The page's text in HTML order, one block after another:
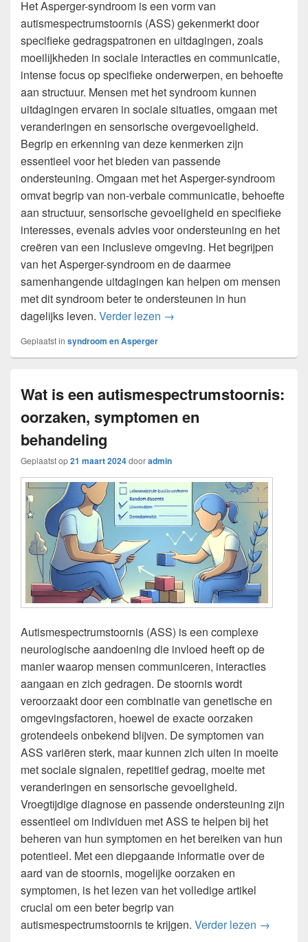
Het Asperger-syndroom is een vorm van
autismespectrumstoornis (ASS) gekenmerkt door
specifieke gedragspatronen en uitdagingen, zoals
moeilijkheden in sociale interacties en communicatie,
intense focus op specifieke onderwerpen, en behoefte
aan structuur. Mensen met het syndroom kunnen
uitdagingen ervaren in sociale situaties, omgaan met
veranderingen en sensorische overgevoeligheid.
Begrip en erkenning van deze kenmerken zijn
essentieel voor het bieden van passende
ondersteuning. Omgaan met het Asperger-syndroom
omvat begrip van non-verbale communicatie, behoefte
aan structuur, sensorische gevoeligheid en specifieke
interesses, evenals advies voor ondersteuning en het
creëren van een inclusieve omgeving. Het begrijpen
van het Asperger-syndroom en de daarmee
samenhangende uitdagingen kan helpen om mensen
met dit syndroom beter te ondersteunen in hun
dagelijks leven. Verder lezen Het begrijpen van het
→
Geplaatst in syndroom en Asperger
Wat is een autismespectrumstoornis:
oorzaken, symptomen en
behandeling
Geplaatst op21 maart 2024dooradmin
Autismespectrumstoornis (ASS) is een complexe
neurologische aandoening die invloed heeft op de
manier waarop mensen communiceren, interacties
aangaan en zich gedragen. De stoornis wordt
veroorzaakt door een combinatie van genetische en
omgevingsfactoren, hoewel de exacte oorzaken
grotendeels onbekend blijven. De symptomen van
ASS variëren sterk, maar kunnen zich uiten in moeite
met sociale signalen, repetitief gedrag, moeite met
veranderingen en sensorische gevoeligheid.
Vroegtijdige diagnose en passende ondersteuning zijn
essentieel om individuen met ASS te helpen bij het
beheren van hun symptomen en het bereiken van hun
potentieel. Met een diepgaande informatie over de
aard van de stoornis, mogelijke oorzaken en
symptomen, is het lezen van het volledige artikel
crucial om een beter begrip van
autismespectrumstoornis te krijgen. Verder lezen Wat is
→